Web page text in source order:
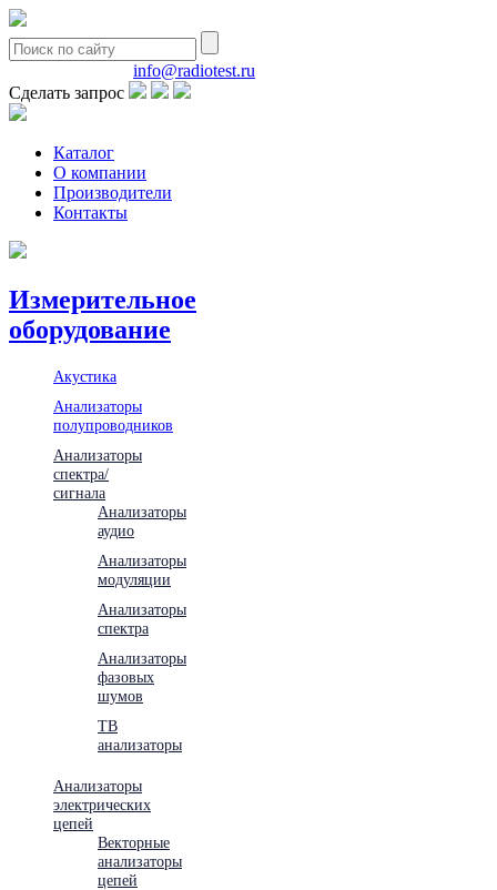
info@radiotest.ru
Сделать запрос
Каталог
О компании
Производители
Контакты
Измерительное
оборудование
Акустика
Анализаторы
полупроводников
Анализаторы
спектра/
сигнала
Анализаторы
аудио
Анализаторы
модуляции
Анализаторы
спектра
Анализаторы
фазовых
шумов
ТВ
анализаторы
Анализаторы
электрических
цепей
Векторные
анализаторы
цепей